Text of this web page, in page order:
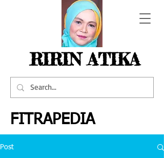
RIRIN ATIKA
FITRAPEDIA
Post